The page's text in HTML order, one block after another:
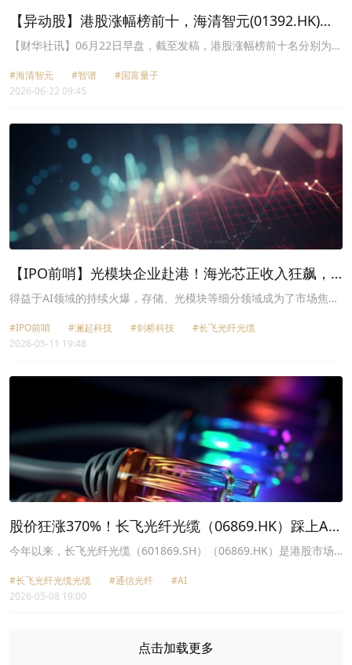
涨幅+19.51%、京玖康疗(新)(00648.HK)涨幅+18.63%。
【异动股】港股涨幅榜前十，海清智元(01392.HK)涨
+286.11%，智谱(02513.HK)涨+40.21%
【财华社讯】06月22日早盘，截至发稿，港股涨幅榜前十名分别为海
国富量子(00290.HK)涨幅+27.01%、透云生物(01332.HK)涨幅
+25.98%、京玖康疗(旧)(02951.HK)涨幅+23.82%、绿色能源科技集
+20.39%、钜京控股(08450.HK)涨幅+19.51%、京玖康疗(新)
(00648.HK)涨幅+18.84%、东江环保(00895.HK)涨幅+18.71%。
#海清智元 #智谱
#国富量子
2026-06-22 09:45
【IPO前哨】光模块企业赴港！海光芯正收入狂飙，
亏损困局待解
得益于AI领域的持续火爆，存储、光模块等细分领域成为了市场焦
缆（06869.HK）等概念股迎来狂飙猛涨。
#IPO前哨 #澜起科技 #剑桥科技
#长飞光纤光缆
2026-05-11 19:48
股价狂涨370%！长飞光纤光缆（06869.HK）踩上AI
风口
今年以来，长飞光纤光缆（601869.SH）（06869.HK）是港股市场
历史高点，年内累计涨幅已突破370%；A股同步上涨2.06%，总市值
达人民币3289亿元。
#长飞光纤光缆光缆 #通信光纤
#AI
2026-05-08 19:00
点击加载更多